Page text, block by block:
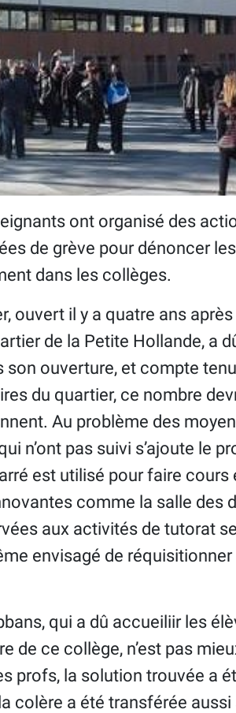
ont organisé des
de grève pour dénoncer les
dans les collèges.
ouvert il y a quatre ans après
de la Petite Hollande, a
son ouverture, et compte
du quartier, ce nombre
Au problème des
n’ont pas suivi s’ajoute le
est utilisé pour faire cours
comme la salle des
aux activités de tutorat
envisagé de réquisitionner
qui a dû accueiliir les
de ce collège, n’est pas
profs, la solution trouvée a
colère a été transférée aussi